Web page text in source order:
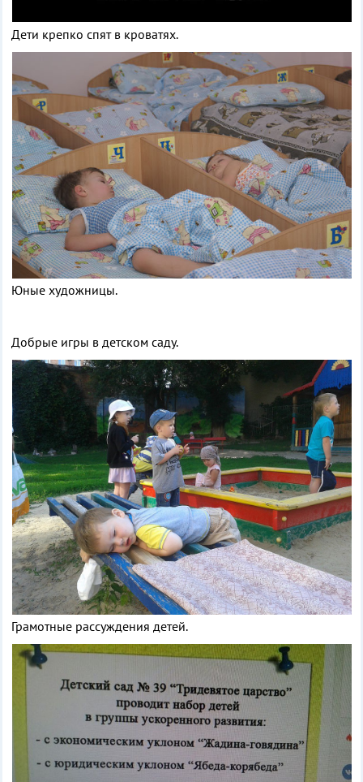
Дети крепко спят в кроватях.
Юные художницы.
Добрые игры в детском саду.
Грамотные рассуждения детей.